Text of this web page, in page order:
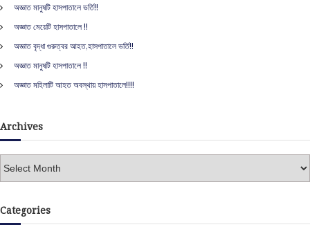
n
f
o
r
অজ্ঞাত মানুষটি হাসপাতালে ভর্তি!!
অজ্ঞাত মেয়েটি হাসপাতালে !!
অজ্ঞাত বৃদ্ধা গুরুত্বর আহত,হাসপাতালে ভর্তি!!
অজ্ঞাত মানুষটি হাসপাতালে !!
অজ্ঞাত মহিলাটি আহত অবস্থায় হাসপাতালে!!!!
Archives
h
Categories